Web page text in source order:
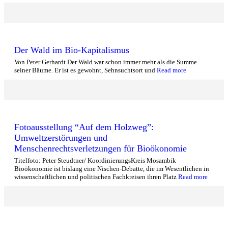
Der Wald im Bio-Kapitalismus
Von Peter Gerhardt Der Wald war schon immer mehr als die Summe
seiner Bäume. Er ist es gewohnt, Sehnsuchtsort und Read more
Fotoausstellung “Auf dem Holzweg”:
Umweltzerstörungen und
Menschenrechtsverletzungen für Bioökonomie
Titelfoto: Peter Steudtner/ KoordinierungsKreis Mosambik
Bioökonomie ist bislang eine Nischen-Debatte, die im Wesentlichen in
wissenschaftlichen und politischen Fachkreisen ihren Platz Read more